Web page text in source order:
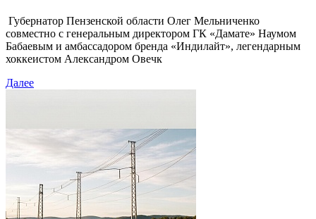
Губернатор Пензенской области Олег Мельниченко
совместно с генеральным директором ГК «Дамате» Наумом
Бабаевым и амбассадором бренда «Индилайт», легендарным
хоккеистом Александром Овечк
Далее